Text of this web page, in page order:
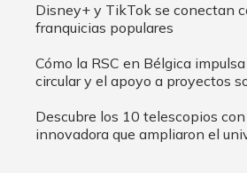
Disney+ y TikTok se conectan
franquicias populares
Cómo la RSC en Bélgica
circular y el apoyo a proyectos
Descubre los 10 telescopios
innovadora que ampliaron el